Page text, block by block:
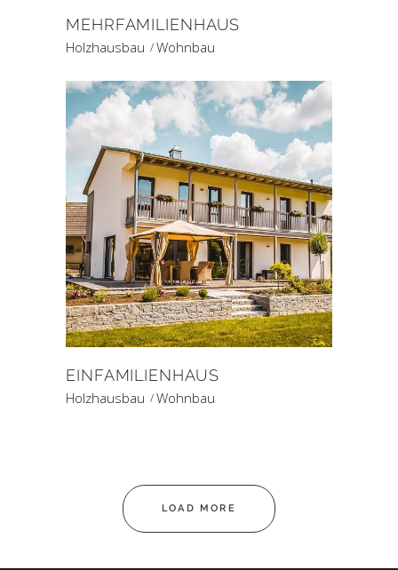
MEHRFAMILIENHAUS
Holzhausbau Wohnbau
EINFAMILIENHAUS
Holzhausbau Wohnbau
LOAD MORE